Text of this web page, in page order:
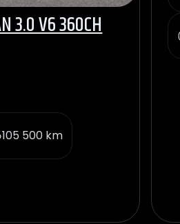
3.0 V6 360CH
105 500 km